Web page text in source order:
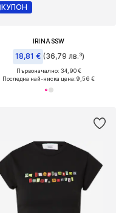
КУПОН
IRINASSW
18,81 € (36,79 лв.³)
Първоначално: 34,90 €
Последна най-ниска цена:9,56 €